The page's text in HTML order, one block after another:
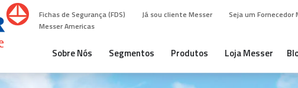
Fichas de Segurança (FDS) Já sou cliente Messer
Seja um Fornecedor
Messer Americas
Sobre Nós Segmentos Produtos Loja Messer